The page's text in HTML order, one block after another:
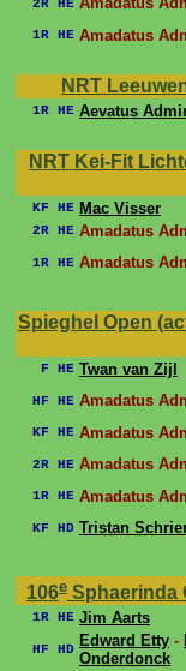
2R HE
1R HE Amadatus
NRT
1R HE Aevatus
NRT Kei-Fit
KF HE Mac Visser
2R HE Amadatus
1R HE Amadatus
Spieghel Open
F HE Twan van Zijl
HF HE Amadatus
KF HE Amadatus
2R HE Amadatus
1R HE Amadatus
KF HD Tristan
106e Sphaerinda
1R HE Jim Aarts
HF HD Edward Etty -
Onderdonck